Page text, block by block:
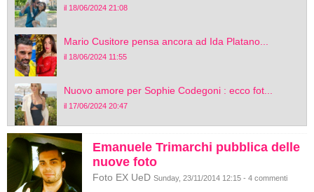
il 18/06/2024 21:08
Mario Cusitore pensa ancora ad Ida Platano...
il 18/06/2024 11:55
Nuovo amore per Sophie Codegoni : ecco fot...
il 17/06/2024 20:47
Emanuele Trimarchi pubblica delle
nuove foto
Foto EX UeD Sunday, 23/11/2014 12:15 - 4 commenti